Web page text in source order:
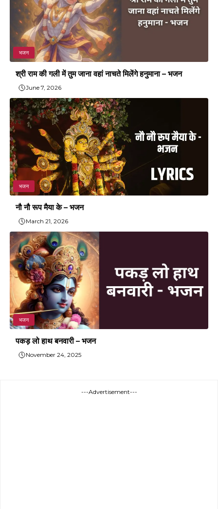
भजन
श्री राम की गली में तुम जाना वहां नाचते मिलेंगे हनुमाना – भजन
June 7, 2026
भजन
नौ नौ रूप मैया के – भजन
March 21, 2026
भजन
पकड़ लो हाथ बनवारी – भजन
November 24, 2025
---Advertisement---